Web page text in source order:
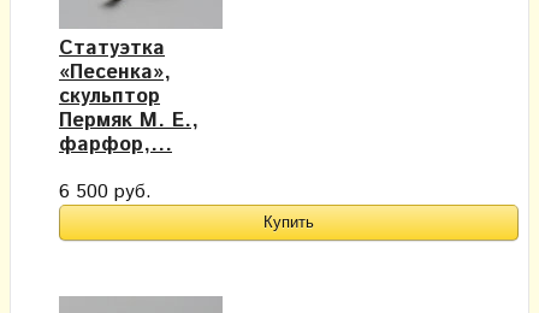
Статуэтка
«Песенка»,
скульптор
Пермяк М. Е.,
фарфор,...
6 500 руб.